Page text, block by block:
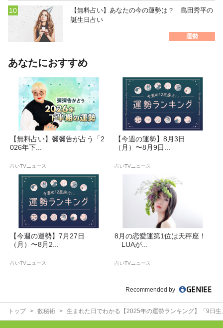
【無料占い】あなたの今の運勢は？ 島田秀平の
誕生日占い
運勢
あなたにおすすめ
【無料占い】彌彌告が占う「2
026年下...
占いTVニュース
【今週の運勢】8月3日
（月）〜8月9日...
占いTVニュース
【今週の運勢】7月27日
（月）〜8月2...
占いTVニュース
8月の恋愛運第1位は天秤座！
LUAが...
占いTVニュース
Recommended by
トップ 数秘術 生まれた日でわかる【2025年の運勢ランキング】「9日